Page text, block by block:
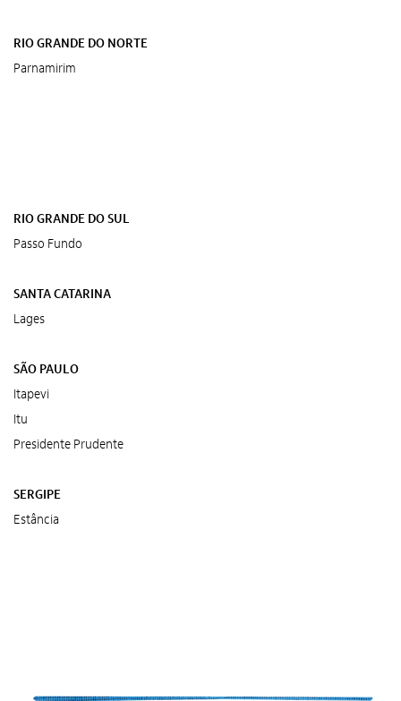
RIO GRANDE DO NORTE
Parnamirim
RIO GRANDE DO SUL
Passo Fundo
SANTA CATARINA
Lages
SÃO PAULO
Itapevi
Itu
Presidente Prudente
SERGIPE
Estância